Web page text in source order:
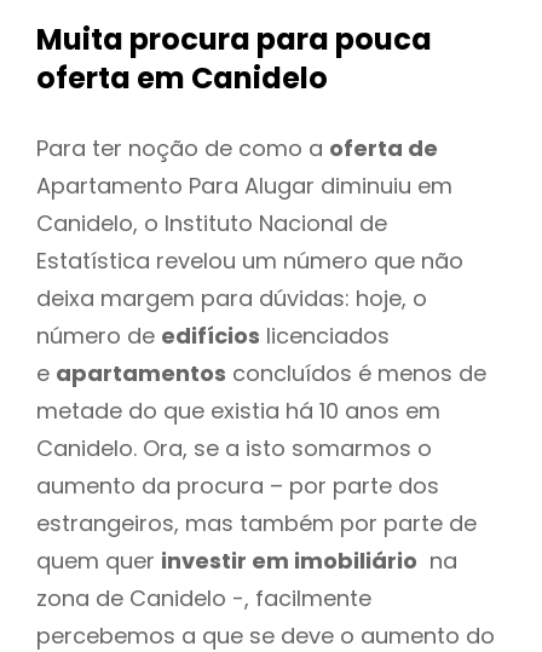
Muita procura para pouca
oferta em Canidelo
Para ter noção de como a oferta de
Apartamento Para Alugar diminuiu em
Canidelo, o Instituto Nacional de
Estatística revelou um número que não
deixa margem para dúvidas: hoje, o
número de edifícios licenciados
e apartamentos concluídos é menos de
metade do que existia há 10 anos em
Canidelo. Ora, se a isto somarmos o
aumento da procura – por parte dos
estrangeiros, mas também por parte de
quem quer investir em imobiliário na
zona de Canidelo -, facilmente
percebemos a que se deve o aumento do